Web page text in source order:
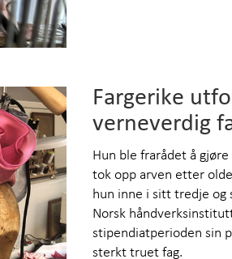
Fargerike
verneverdig
Hun ble frarådet å
tok opp arven etter
hun inne i sitt tredje og
Norsk
stipendiatperioden sin
sterkt truet fag.